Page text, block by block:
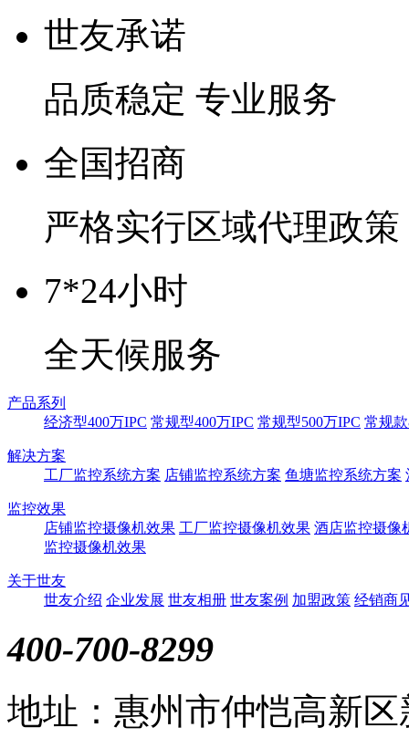
世友承诺
品质稳定 专业服务
全国招商
严格实行区域代理政策
7*24小时
全天候服务
产品系列
经济型400万IPC 常规型400万IPC 常规型500万IPC 常规
解决方案
工厂监控系统方案 店铺监控系统方案 鱼塘监控系统方案
监控效果
店铺监控摄像机效果 工厂监控摄像机效果 酒店监控摄像
监控摄像机效果
关于世友
世友介绍 企业发展 世友相册 世友案例 加盟政策 经销商
400-700-8299
地址：惠州市仲恺高新